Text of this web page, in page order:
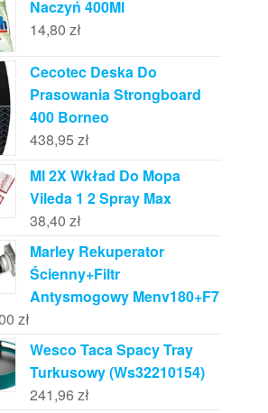
Naczyń 400Ml
14,80 zł
Cecotec Deska Do
Prasowania Strongboard
400 Borneo
438,95 zł
Ml 2X Wkład Do Mopa
Vileda 1 2 Spray Max
38,40 zł
Marley Rekuperator
Ścienny+Filtr
Antysmogowy Menv180+F7
zł
Wesco Taca Spacy Tray
Turkusowy (Ws32210154)
241,96 zł